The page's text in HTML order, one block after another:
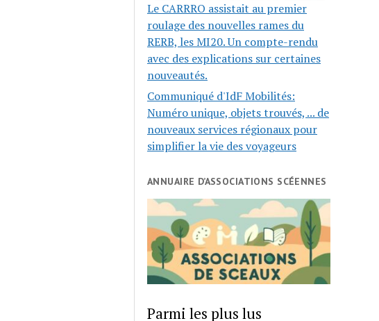
Le CARRRO assistait au premier
roulage des nouvelles rames du
RERB, les MI20. Un compte-rendu
avec des explications sur certaines
nouveautés.
Communiqué d'IdF Mobilités:
Numéro unique, objets trouvés, ... de
nouveaux services régionaux pour
simplifier la vie des voyageurs
ANNUAIRE D’ASSOCIATIONS SCÉENNES
Parmi les plus lus